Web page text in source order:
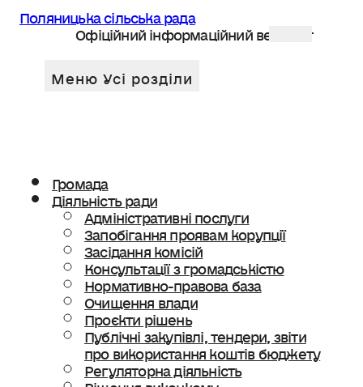
Поляницька сільська рада
Офіційний інформаційний веб сайт
Громада
Діяльність ради
Адміністративні послуги
Запобігання проявам корупції
Засідання комісій
Консультації з громадськістю
Нормативно-правова база
Очищення влади
Проєкти рішень
Публічні закупівлі, тендери, звіти
про використання коштів бюджету
Регуляторна діяльність